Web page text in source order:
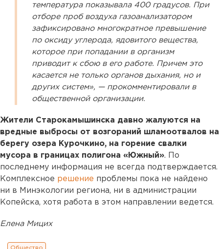
температура показывала 400 градусов. При
отборе проб воздуха газоанализатором
зафиксировано многократное превышение
по оксиду углерода, ядовитого вещества,
которое при попадании в организм
приводит к сбою в его работе. Причем это
касается не только органов дыхания, но и
других систем», — прокомментировали в
общественной организации.
Жители Старокамышинска давно жалуются на
вредные выбросы от возгораний шламоотвалов на
берегу озера Курочкино, на горение свалки
мусора в границах полигона «Южный». По
последнему информация не всегда подтверждается.
Комплексное решение проблемы пока не найдено
ни в Минэкологии региона, ни в администрации
Копейска, хотя работа в этом направлении ведется.
Елена Мицих